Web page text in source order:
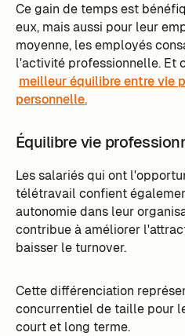
Ce gain de temps est
eux, mais aussi pour leur
moyenne, les employés
l'activité professionnelle. Et
meilleur équilibre entre vie
personnelle.
Équilibre vie
Les salariés qui ont
télétravail confient
autonomie dans leur
contribue à améliorer
baisser le turnover.
Cette différenciation
concurrentiel de taille pour
court et long terme.